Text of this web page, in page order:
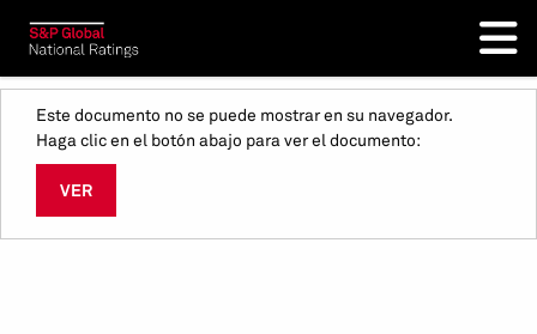
Este documento no se puede mostrar en su navegador.
Haga clic en el botón abajo para ver el documento:
VER